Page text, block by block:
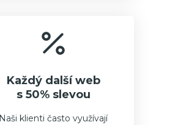
Každý další web
s 50% slevou
Naši klienti často využívají